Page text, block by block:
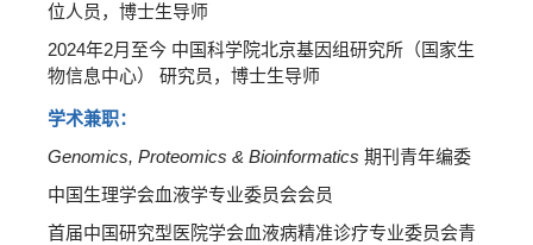
位人员，博士生导师
2024年2月至今 中国科学院北京基因组研究所（国家生
物信息中心） 研究员，博士生导师
学术兼职：
Genomics, Proteomics & Bioinformatics 期刊青年编委
中国生理学会血液学专业委员会会员
首届中国研究型医院学会血液病精准诊疗专业委员会青